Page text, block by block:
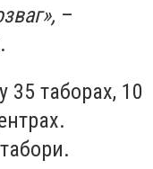
–
35 таборах, 10